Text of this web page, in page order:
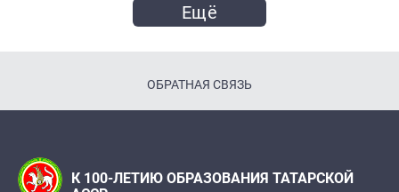
Ещё
ОБРАТНАЯ СВЯЗЬ
К 100-ЛЕТИЮ ОБРАЗОВАНИЯ ТАТАРСКОЙ